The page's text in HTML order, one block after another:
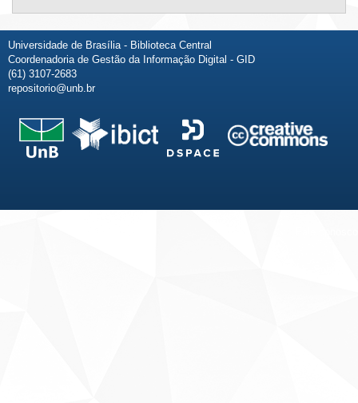
Universidade de Brasília - Biblioteca Central
Coordenadoria de Gestão da Informação Digital - GID
(61) 3107-2683
repositorio@unb.br